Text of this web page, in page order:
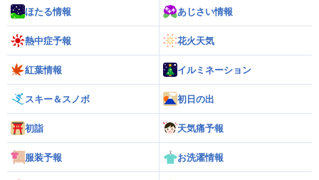
ほたる情報 あじさい情報
熱中症予報 花火天気
紅葉情報 イルミネーション
スキー＆スノボ 初日の出
初詣 天気痛予報
服装予報 お洗濯情報